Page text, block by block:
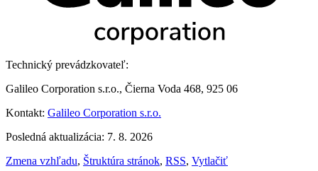
Technický prevádzkovateľ:
Galileo Corporation s.r.o., Čierna Voda 468, 925 06
Kontakt: Galileo Corporation s.r.o.
Posledná aktualizácia: 7. 8. 2026
Zmena vzhľadu, Štruktúra stránok, RSS, Vytlačiť